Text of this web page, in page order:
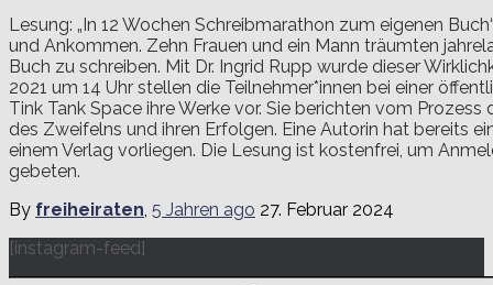
Lesung: „In 12 Wochen Schreibmarathon zum eigenen
und Ankommen. Zehn Frauen und ein Mann träumten
Buch zu schreiben. Mit Dr. Ingrid Rupp wurde dieser
2021 um 14 Uhr stellen die Teilnehmer*innen bei einer
Tink Tank Space ihre Werke vor. Sie berichten vom Prozess
des Zweifelns und ihren Erfolgen. Eine Autorin hat bereits
einem Verlag vorliegen. Die Lesung ist kostenfrei, um
gebeten.
By freiheiraten, 5 Jahren ago 27. Februar 2024
[instagram-feed]